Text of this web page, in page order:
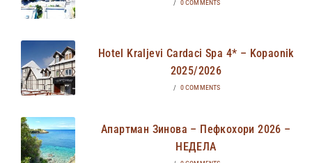
/ 0 COMMENTS
Hotel Kraljevi Cardaci Spa 4* – Kopaonik
2025/2026
/ 0 COMMENTS
Апартман Зинова – Пефкохори 2026 –
НЕДЕЛА